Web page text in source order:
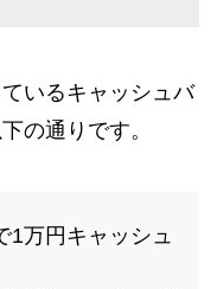
いるキャッシュバ
の通りです。
1万円キャッシュ